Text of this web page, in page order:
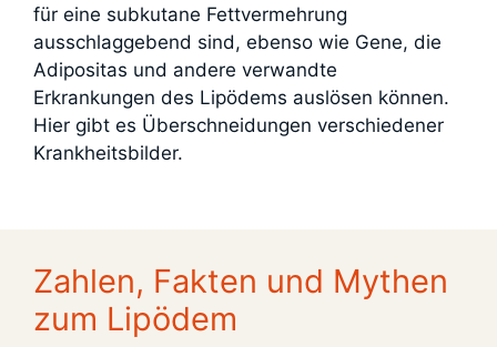
für eine subkutane Fettvermehrung
ausschlaggebend sind, ebenso wie Gene, die
Adipositas und andere verwandte
Erkrankungen des Lipödems auslösen können.
Hier gibt es Überschneidungen verschiedener
Krankheitsbilder.
Zahlen, Fakten und Mythen
zum Lipödem